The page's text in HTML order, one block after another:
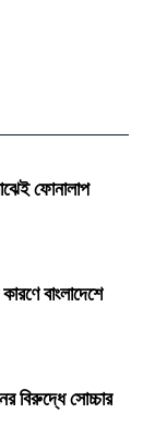
ফোনালাপ
বাংলাদেশে
বিরুদ্ধে সোচ্চার